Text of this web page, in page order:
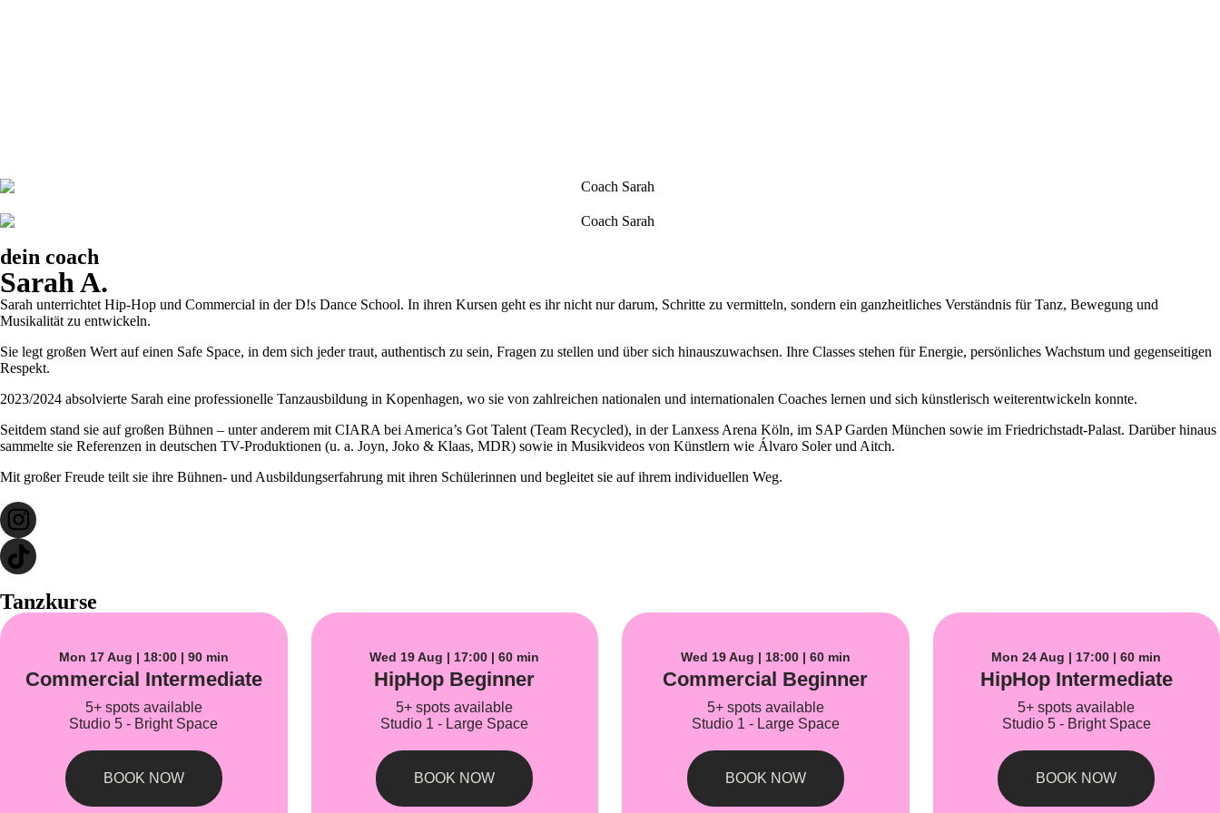
dein coach
Sarah A.
Sarah unterrichtet Hip-Hop und Commercial in der D!s Dance School. In ihren Kursen geht es ihr nicht nur darum, Schritte zu vermitteln, sondern ein ganzheitliches Verständnis für Tanz, Bewegung und
Musikalität zu entwickeln.
Sie legt großen Wert auf einen Safe Space, in dem sich jeder traut, authentisch zu sein, Fragen zu stellen und über sich hinauszuwachsen. Ihre Classes stehen für Energie, persönliches Wachstum und gegenseitigen
Respekt.
2023/2024 absolvierte Sarah eine professionelle Tanzausbildung in Kopenhagen, wo sie von zahlreichen nationalen und internationalen Coaches lernen und sich künstlerisch weiterentwickeln konnte.
Seitdem stand sie auf großen Bühnen – unter anderem mit CIARA bei America’s Got Talent (Team Recycled), in der Lanxess Arena Köln, im SAP Garden München sowie im Friedrichstadt-Palast. Darüber hinaus
sammelte sie Referenzen in deutschen TV-Produktionen (u. a. Joyn, Joko & Klaas, MDR) sowie in Musikvideos von Künstlern wie Álvaro Soler und Aitch.
Mit großer Freude teilt sie ihre Bühnen- und Ausbildungserfahrung mit ihren Schülerinnen und begleitet sie auf ihrem individuellen Weg.
Tanzkurse
Mon 17 Aug | 18:00 | 90 min
Commercial Intermediate
5+ spots available
Studio 5 - Bright Space
BOOK NOW
Wed 19 Aug | 17:00 | 60 min
HipHop Beginner
5+ spots available
Studio 1 - Large Space
BOOK NOW
Wed 19 Aug | 18:00 | 60 min
Commercial Beginner
5+ spots available
Studio 1 - Large Space
BOOK NOW
Mon 24 Aug | 17:00 | 60 min
HipHop Intermediate
5+ spots available
Studio 5 - Bright Space
BOOK NOW